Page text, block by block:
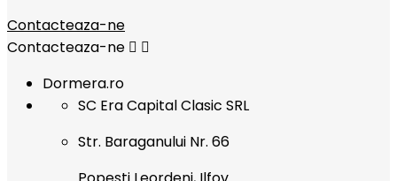
Contacteaza-ne
Contacteaza-ne  
Dormera.ro
SC Era Capital Clasic SRL
Str. Baraganului Nr. 66